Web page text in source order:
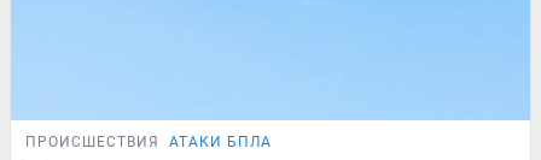
ПРОИСШЕСТВИЯ АТАКИ БПЛА